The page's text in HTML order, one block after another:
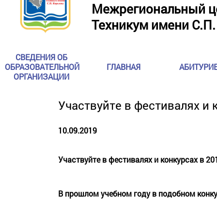
Межрегиональный
Техникум имени
СВЕДЕНИЯ ОБ
ОБРАЗОВАТЕЛЬНОЙ
ОРГАНИЗАЦИИ
ГЛАВНАЯ
Участвуйте в фестивалях и
10.09.2019
Участвуйте в фестивалях и конкурсах в
В прошлом учебном году в подобном